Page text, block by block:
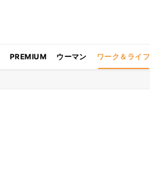
PREMIUM ウーマン ワーク＆ライフ